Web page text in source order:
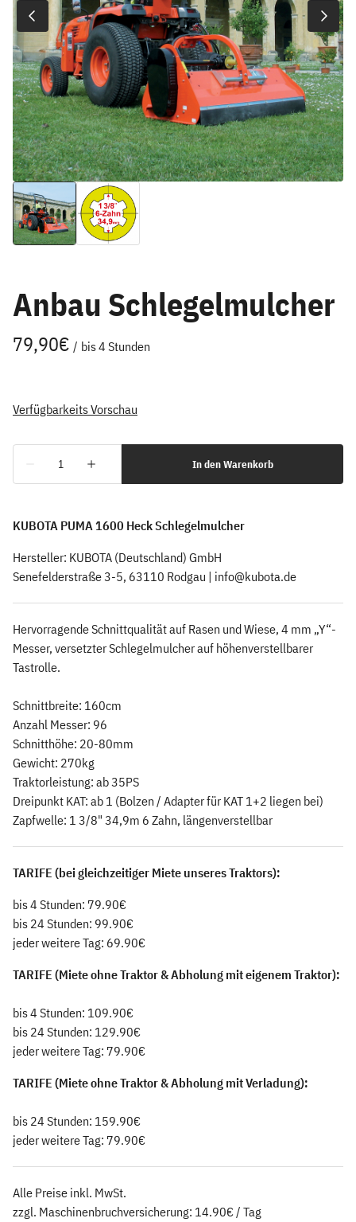
Anbau Schlegelmulcher
/
KUBOTA PUMA 1600 Heck Schlegelmulcher
Hersteller: KUBOTA (Deutschland) GmbH
Senefelderstraße 3-5, 63110 Rodgau | info@kubota.de
Hervorragende Schnittqualität auf Rasen und Wiese, 4 mm „Y“-
Messer, versetzter Schlegelmulcher auf höhenverstellbarer
Tastrolle.
Schnittbreite: 160cm
Anzahl Messer: 96
Schnitthöhe: 20-80mm
Gewicht: 270kg
Traktorleistung: ab 35PS
Dreipunkt KAT: ab 1 (Bolzen / Adapter für KAT 1+2 liegen bei)
Zapfwelle: 1 3/8" 34,9m 6 Zahn, längenverstellbar
TARIFE (bei gleichzeitiger Miete unseres Traktors):
bis 4 Stunden: 79.90€
bis 24 Stunden: 99.90€
jeder weitere Tag: 69.90€
TARIFE (Miete ohne Traktor & Abholung mit eigenem Traktor):
bis 4 Stunden: 109.90€
bis 24 Stunden: 129.90€
jeder weitere Tag: 79.90€
TARIFE (Miete ohne Traktor & Abholung mit Verladung):
bis 24 Stunden: 159.90€
jeder weitere Tag: 79.90€
Alle Preise inkl. MwSt.
zzgl. Maschinenbruchversicherung: 14.90€ / Tag